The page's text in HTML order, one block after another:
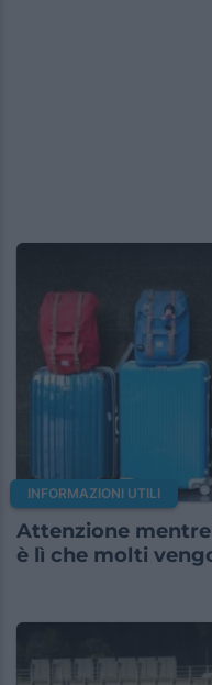
INFORMAZIONI UTILI
Attenzione
è lì che molti